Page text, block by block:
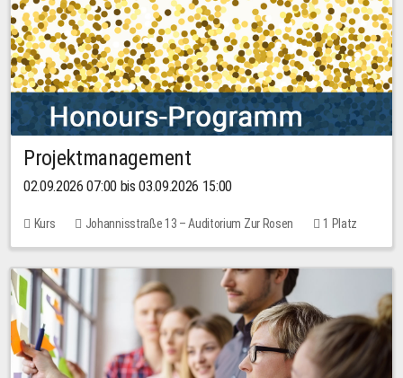
Projektmanagement
02.09.2026 07:00 bis 03.09.2026 15:00
Kurs Johannisstraße 13 – Auditorium Zur Rosen 1 Platz